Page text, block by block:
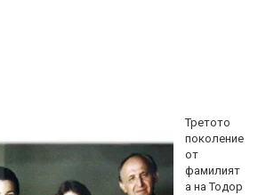
Третото
поколение
от
фамилият
а на Тодор